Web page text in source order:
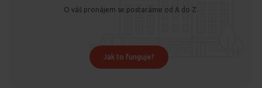
O váš pronájem se postaráme od A do Z.
Jak to funguje?